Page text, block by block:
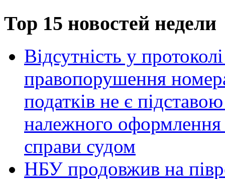
Тор 15 новостей недели
Відсутність у
правопорушення
податків не є
належного оформлення
справи судом
НБУ продовжив на